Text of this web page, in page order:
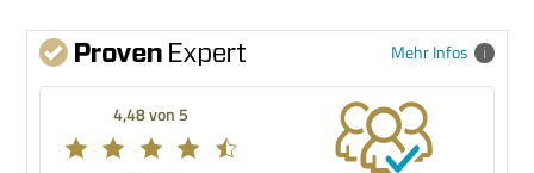
Mehr Infos
4,48 von 5